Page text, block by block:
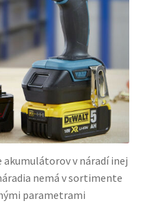
v náradí inej
nemá v sortimente
parametrami